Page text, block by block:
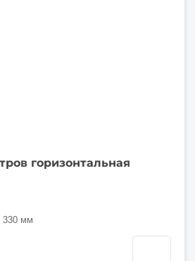
горизонтальная
330 мм